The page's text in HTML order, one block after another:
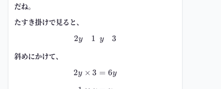
だね。
たすき掛けで見ると、
\begin{array}{cc} \ 2y & 1\ \ y
2y 1 y
3
斜めにかけて、
2y\times3=6y
2y × 3 = 6y